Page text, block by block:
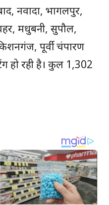
नवादा, भागलपुर,
मधुबनी, सुपौल,
पूर्वी चंपारण
हो रही है। कुल 1,302